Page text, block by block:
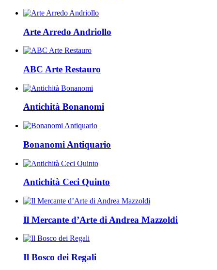
Arte Arredo Andriollo
ABC Arte Restauro
Antichità Bonanomi
Bonanomi Antiquario
Antichità Ceci Quinto
Il Mercante d’Arte di Andrea Mazzoldi
Il Bosco dei Regali